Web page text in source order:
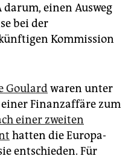
einen Ausweg
bei der
Kommission
Goulardwaren unter
Finanzaffäre zum
einer zweiten
hatten die Europa-
entschieden. Für